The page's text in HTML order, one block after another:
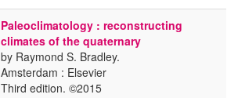
Paleoclimatology : reconstructing
climates of the quaternary
by Raymond S. Bradley.
Amsterdam : Elsevier
Third edition. ©2015